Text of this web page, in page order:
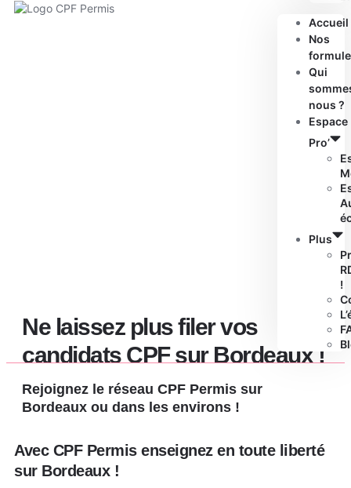
Accueil
Nos
Qui
nous ?
Espace
Pro’
Plus
!
Ne laissez plus filer vos
candidats CPF sur Bordeaux !
Rejoignez le réseau CPF Permis sur
Bordeaux ou dans les environs !
Avec CPF Permis enseignez en toute liberté
sur Bordeaux !